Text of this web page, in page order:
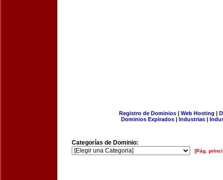
Registro de Dominios| Web Hosting |
Dominios Expirados | Industrias |
Categorías de Dominio:
[Pág.